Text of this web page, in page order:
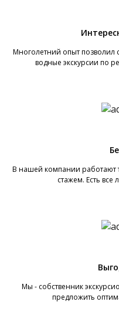
Многолетний опыт
водные экскурсии по
В нашей компании работают
стажем. Есть
Мы - собственник
предложить